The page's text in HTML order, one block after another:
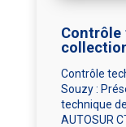
Contrôle
Contrôle
Souzy :
technique
AUTOSUR